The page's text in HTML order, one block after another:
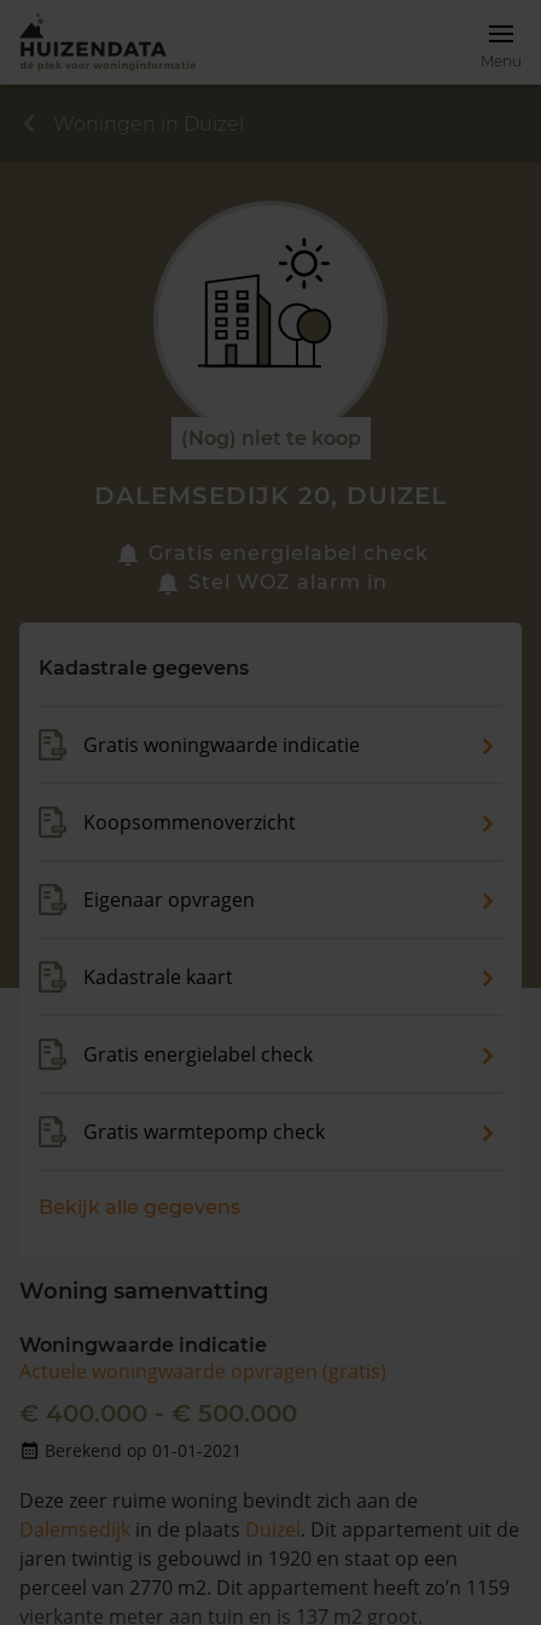
Menu
Zoek een woning
Maandag t/m vrijdag - 08:00 -18:00
Woningen in Duizel
(Nog) niet te koop
DALEMSEDIJK 20, DUIZEL
Gratis energielabel check
Stel WOZ alarm in
Kadastrale gegevens
Gratis woningwaarde indicatie
Koopsommenoverzicht
Eigenaar opvragen
Kadastrale kaart
Gratis energielabel check
Gratis warmtepomp check
Bekijk alle gegevens
Woning samenvatting
Woningwaarde indicatie
Actuele woningwaarde opvragen (gratis)
€ 400.000 - € 500.000
Berekend op 01-01-2021
Deze zeer ruime woning bevindt zich aan de
Dalemsedijk in de plaats Duizel. Dit appartement uit de
jaren twintig is gebouwd in 1920 en staat op een
perceel van 2770 m2. Dit appartement heeft zo’n 1159
vierkante meter aan tuin en is 137 m2 groot.